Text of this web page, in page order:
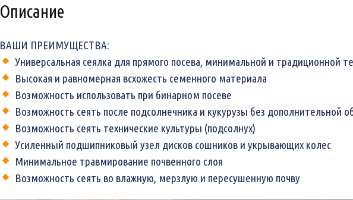
Описание
ВАШИ ПРЕИМУЩЕСТВА:
Универсальная сеялка для прямого посева, минимальной и традиционной
Высокая и равномерная всхожесть семенного материала
Возможность использовать при бинарном посеве
Возможность сеять после подсолнечника и кукурузы без дополнительной
Возможность сеять технические культуры (подсолнух)
Усиленный подшипниковый узел дисков сошников и укрывающих колес
Минимальное травмирование почвенного слоя
Возможность сеять во влажную, мерзлую и пересушенную почву